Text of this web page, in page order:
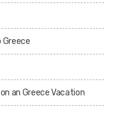
Greece
an Greece Vacation